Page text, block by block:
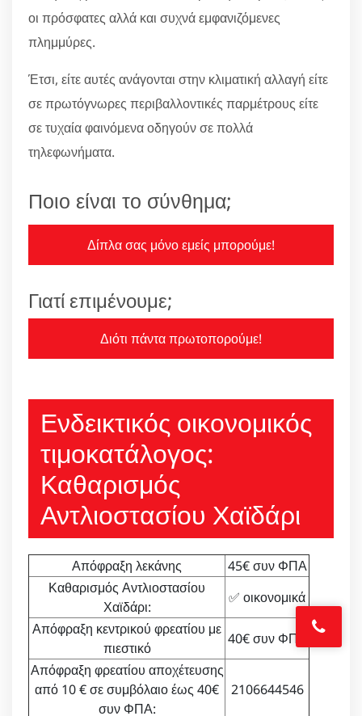
οι πρόσφατες αλλά και συχνά εμφανιζόμενες
πλημμύρες.
Έτσι, είτε αυτές ανάγονται στην κλιματική αλλαγή είτε
σε πρωτόγνωρες περιβαλλοντικές παρμέτρους είτε
σε τυχαία φαινόμενα οδηγούν σε πολλά
τηλεφωνήματα.
Ποιο είναι το σύνθημα;
Δίπλα σας μόνο εμείς μπορούμε!
Γιατί επιμένουμε;
Διότι πάντα πρωτοπορούμε!
Ενδεικτικός οικονομικός
τιμοκατάλογος:
Καθαρισμός
Αντλιοστασίου Χαϊδάρι
Απόφραξη λεκάνης
45€ συν ΦΠΑ
Καθαρισμός Αντλιοστασίου
Χαϊδάρι:
✅ οικονομικά
Απόφραξη κεντρικού φρεατίου με
πιεστικό
40€ συν ΦΠΑ
Απόφραξη φρεατίου αποχέτευσης
από 10 € σε συμβόλαιο έως 40€
συν ΦΠΑ:
2106644546